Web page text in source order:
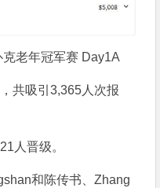
老年冠军赛 Day1A
共吸引3,365人次报
人晋级。
和陈传书、Zhang